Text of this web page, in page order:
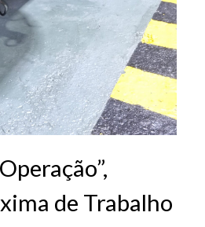
de Trabalho